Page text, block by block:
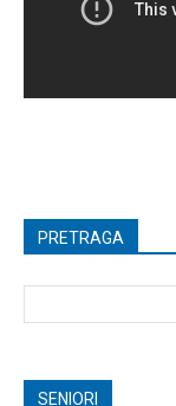
PRETRAGA
SENIORI